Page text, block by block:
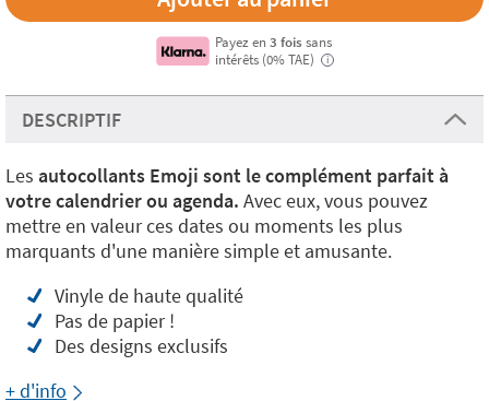
Payez en 3 fois sans
intérêts (0% TAE)
i
DESCRIPTIF
Les autocollants Emoji sont le complément parfait à
votre calendrier ou agenda. Avec eux, vous pouvez
mettre en valeur ces dates ou moments les plus
marquants d'une manière simple et amusante.
Vinyle de haute qualité
Pas de papier !
Des designs exclusifs
+ d'info